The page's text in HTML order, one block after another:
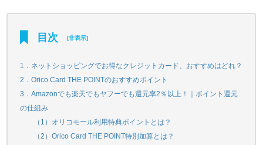
目次 [非表示]
1．ネットショッピングでお得なクレジットカード、おすすめはどれ？
2．Orico Card THE POINTのおすすめポイント
3．Amazonでも楽天でもヤフーでも還元率2％以上！｜ポイント還元
の仕組み
（1）オリコモール利用特典ポイントとは？
（2）Orico Card THE POINT特別加算とは？